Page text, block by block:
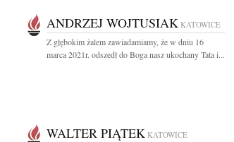
ANDRZEJ WOJTUSIAK KATOWICE
Z głębokim żalem zawiadamiamy, że w dniu 16
marca 2021r. odszedł do Boga nasz ukochany Tata i...
WALTER PIĄTEK KATOWICE